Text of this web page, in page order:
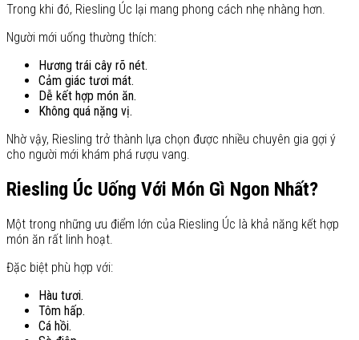
Trong khi đó, Riesling Úc lại mang phong cách nhẹ nhàng hơn.
Người mới uống thường thích:
Hương trái cây rõ nét.
Cảm giác tươi mát.
Dễ kết hợp món ăn.
Không quá nặng vị.
Nhờ vậy, Riesling trở thành lựa chọn được nhiều chuyên gia gợi ý
cho người mới khám phá rượu vang.
Riesling Úc Uống Với Món Gì Ngon Nhất?
Một trong những ưu điểm lớn của Riesling Úc là khả năng kết hợp
món ăn rất linh hoạt.
Đặc biệt phù hợp với:
Hàu tươi.
Tôm hấp.
Cá hồi.